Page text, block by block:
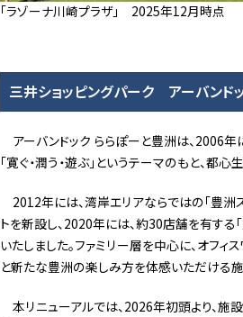
「ラゾーナ川崎プラザ」 2025年12月時点
三井ショッピングパーク アーバン
アーバンドック ららぽーと豊洲は、2006
「寛ぐ・潤う・遊ぶ」というテーマのもと、都
2012年には、湾岸エリアならではの「豊
トを新設し、2020年には、約30店舗を有する
いたしました。ファミリー層を中心に、オフ
と新たな豊洲の楽しみ方を体感いただける施
本リニューアルでは、2026年初頭より、